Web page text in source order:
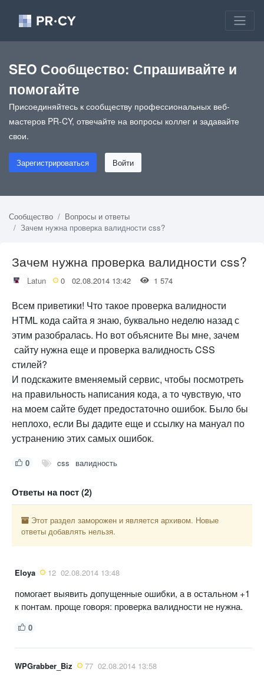
SEO Сообщество: Спрашивайте и
помогайте
Присоединяйтесь к сообществу профессиональных веб-
мастеров PR-CY, отвечайте на вопросы коллег и задавайте
свои.
Зарегистрироваться Войти
Сообщество
Вопросы и ответы
Зачем нужна проверка валидности css?
Зачем нужна проверка валидности css?
Latun 0 02.08.2014 13:42 1 574
Всем приветики! Что такое проверка валидности
HTML кода сайта я знаю, буквально неделю назад с
этим разобралась. Но вот объясните Вы мне, зачем
сайту нужна еще и проверка валидность CSS
стилей?
И подскажите вменяемый сервис, чтобы посмотреть
на правильность написания кода, а то чувствую, что
на моем сайте будет предостаточно ошибок. Было бы
неплохо, если Вы дадите еще и ссылку на мануал по
устранению этих самых ошибок.
0 css валидность
Ответы на пост (2)
Этот раздел заморожен и является архивом. Новые
ответы добавлять нельзя.
Eloya 12 02.08.2014 13:48
помогает выявить допущенные ошибки, а в остальном +1
к понтам. проще говоря: проверка валидности не нужна.
0
WPGrabber_Biz 77 02.08.2014 13:58